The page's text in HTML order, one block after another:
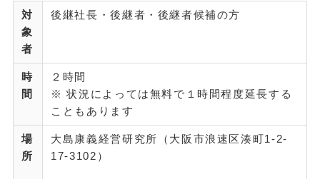
対
象
者
後継社長・後継者・後継者候補の方
時
間
２時間
※ 状況によっては無料で１時間程度延長する
こともあります
場
所
大島康義経営研究所（大阪市浪速区湊町1-2-
17-3102）